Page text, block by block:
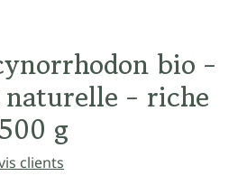
bio -
- riche
g
clients